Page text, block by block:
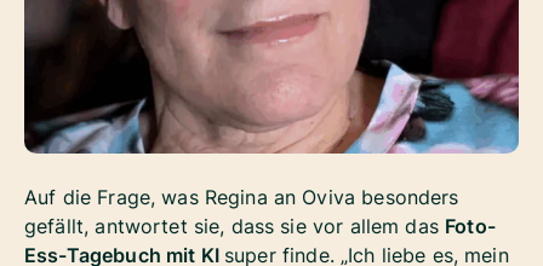
Auf die Frage, was Regina an Oviva besonders
gefällt, antwortet sie, dass sie vor allem das Foto-
Ess-Tagebuch mit KI super finde. „Ich liebe es, mein